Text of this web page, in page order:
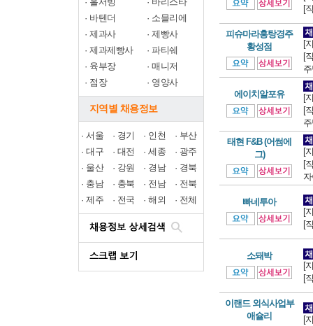
· 바텐더 · 소믈리에
·제과사 ·제빵사
·제과제빵사 ·파티쉐
· 육부장 ·매니저
· 점장 · 영양사
지역별 채용정보
· 서울 · 경기 · 인천 · 부산
· 대구 · 대전 · 세종 · 광주
· 울산 · 강원 · 경남 · 경북
· 충남 · 충북 · 전남 · 전북
· 제주 · 전국 · 해외 · 전체
[
피슈마라홍탕경주
황성점
[
[
에이치알포유
[
[
태현 F&B (어썸에
그)
[
[
빠네투아
[
[
소돼박
[
[
이랜드 외식사업부
애슐리
[